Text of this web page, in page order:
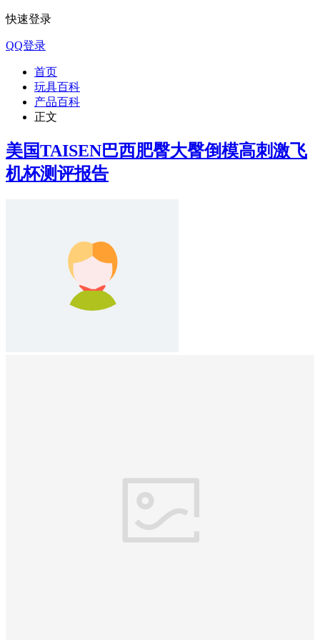
快速登录
QQ登录
首页
玩具百科
产品百科
正文
美国TAISEN巴西肥臀大臀倒模高刺激飞
机杯测评报告